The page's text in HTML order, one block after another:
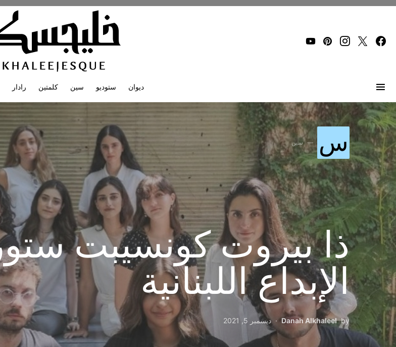
ديوان ستوديو سين كلمتين رادار
س سين
ذا بيروت كونسيبت
الإبداع اللبنانية
by
Danah Alkhaleel ديسمبر 5, 2021